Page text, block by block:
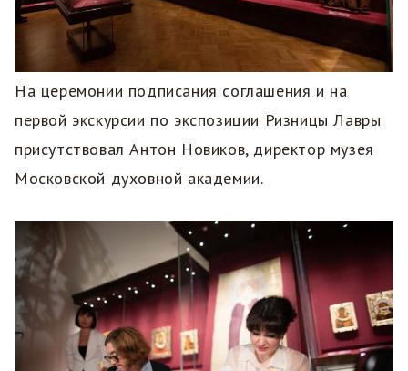
На церемонии подписания соглашения и на
первой экскурсии по экспозиции Ризницы Лавры
присутствовал Антон Новиков, директор музея
Московской духовной академии.